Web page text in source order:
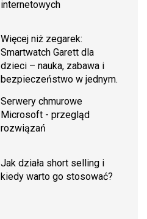
internetowych
Więcej niż zegarek:
Smartwatch Garett dla
dzieci – nauka, zabawa i
bezpieczeństwo w jednym.
Serwery chmurowe
Microsoft - przegląd
rozwiązań
Jak działa short selling i
kiedy warto go stosować?